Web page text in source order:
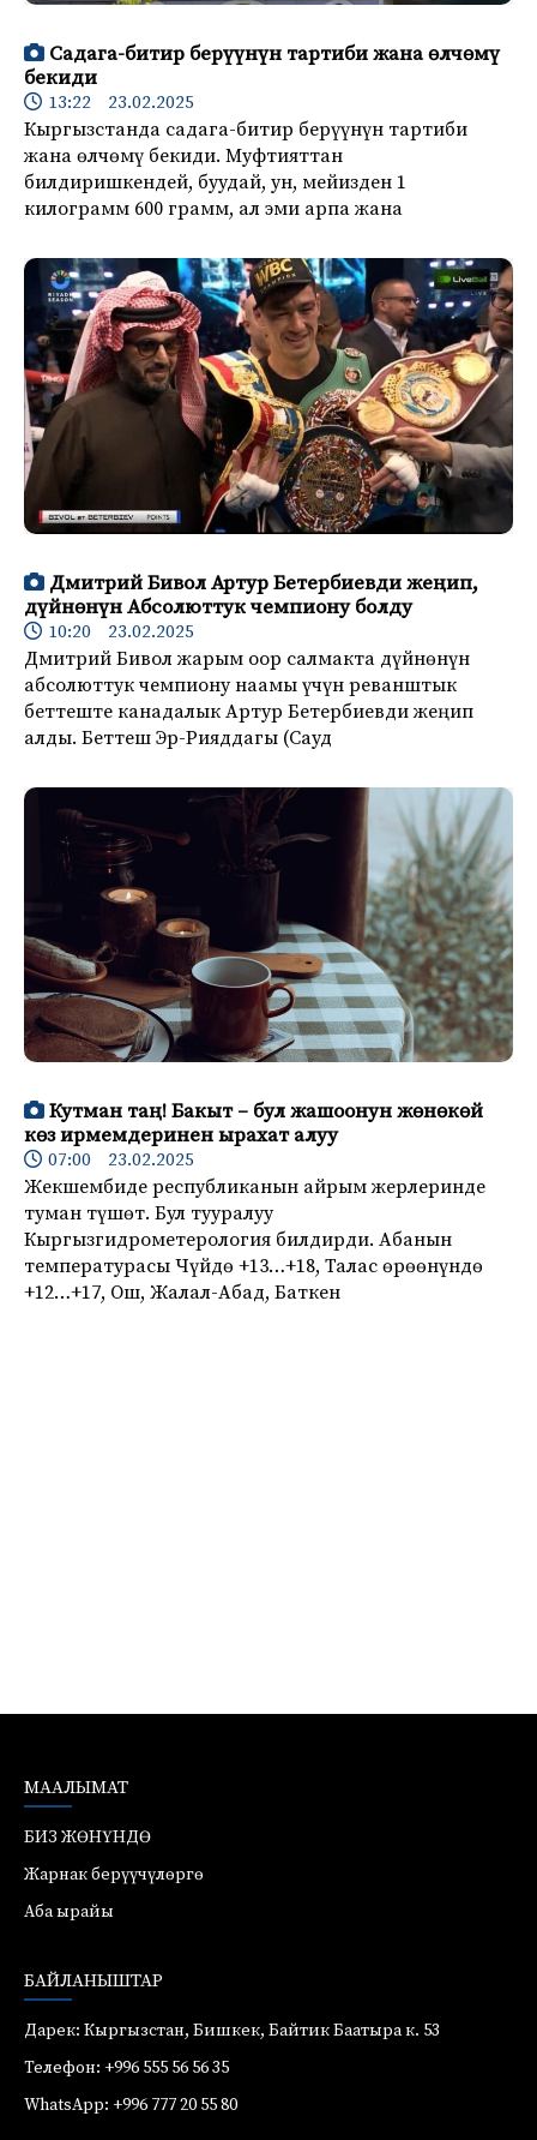
Садага-битир берүүнүн тартиби жана өлчөмү
бекиди
13:22 23.02.2025
Кыргызстанда садага-битир берүүнүн тартиби
жана өлчөмү бекиди. Муфтияттан
билдиришкендей, буудай, ун, мейизден 1
килограмм 600 грамм, ал эми арпа жана
Дмитрий Бивол Артур Бетербиевди жеңип,
дүйнөнүн Абсолюттук чемпиону болду
10:20 23.02.2025
Дмитрий Бивол жарым оор салмакта дүйнөнүн
абсолюттук чемпиону наамы үчүн реванштык
беттеште канадалык Артур Бетербиевди жеңип
алды. Беттеш Эр-Рияддагы (Сауд
Кутман таң! Бакыт – бул жашоонун жөнөкөй
көз ирмемдеринен ырахат алуу
07:00 23.02.2025
Жекшембиде республиканын айрым жерлеринде
туман түшөт. Бул тууралуу
Кыргызгидрометерология билдирди. Абанын
температурасы Чүйдө +13…+18, Талас өрөөнүндө
+12…+17, Ош, Жалал-Абад, Баткен
МААЛЫМАТ
БИЗ ЖӨНҮНДӨ
Жарнак берүүчүлөргө
Аба ырайы
БАЙЛАНЫШТАР
Дарек: Кыргызстан, Бишкек, Байтик Баатыра к. 53
Телефон: +996 555 56 56 35
WhatsApp: +996 777 20 55 80